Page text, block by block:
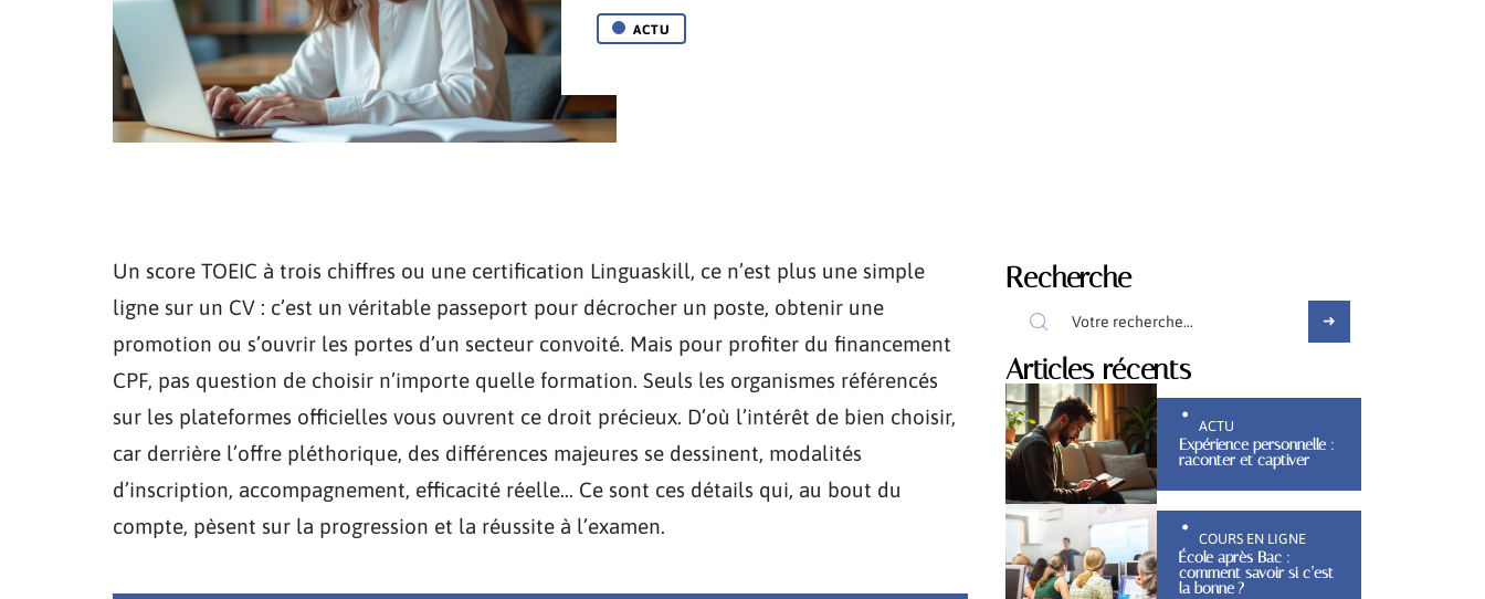
ACTU
Un score TOEIC à trois chiffres ou une certification Linguaskill, ce n’est plus une simple
ligne sur un CV : c’est un véritable passeport pour décrocher un poste, obtenir une
promotion ou s’ouvrir les portes d’un secteur convoité. Mais pour profiter du financement
CPF, pas question de choisir n’importe quelle formation. Seuls les organismes référencés
sur les plateformes officielles vous ouvrent ce droit précieux. D’où l’intérêt de bien choisir,
car derrière l’offre pléthorique, des différences majeures se dessinent, modalités
d’inscription, accompagnement, efficacité réelle… Ce sont ces détails qui, au bout du
compte, pèsent sur la progression et la réussite à l’examen.
Recherche
Articles récents
ACTU
Expérience personnelle :
raconter et captiver
COURS EN LIGNE
École après Bac :
comment savoir si c’est
la bonne ?